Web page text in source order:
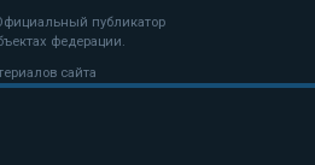
публикатор
федерации.
сайта